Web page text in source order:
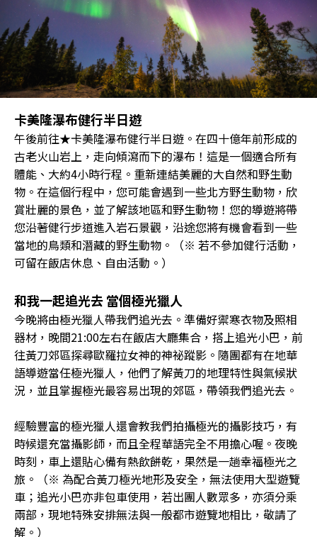
卡美隆瀑布健行半日遊
午後前往★卡美隆瀑布健行半日遊。在四十億年前形成的
古老火山岩上，走向傾瀉而下的瀑布！這是一個適合所有
體能、大約4小時行程。重新連結美麗的大自然和野生動
物。在這個行程中，您可能會遇到一些北方野生動物，欣
賞壯麗的景色，並了解該地區和野生動物！您的導遊將帶
您沿著健行步道進入岩石景觀，沿途您將有機會看到一些
當地的鳥類和潛藏的野生動物。（※ 若不參加健行活動，
可留在飯店休息、自由活動。）
和我一起追光去 當個極光獵人
今晚將由極光獵人帶我們追光去。準備好禦寒衣物及照相
器材，晚間21:00左右在飯店大廳集合，搭上追光小巴，前
往黃刀郊區探尋歐羅拉女神的神祕蹤影。隨團都有在地華
語導遊當任極光獵人，他們了解黃刀的地理特性與氣候狀
況，並且掌握極光最容易出現的郊區，帶領我們追光去。
經驗豐富的極光獵人還會教我們拍攝極光的攝影技巧，有
時候還充當攝影師，而且全程華語完全不用擔心喔。夜晚
時刻，車上還貼心備有熱飲餅乾，果然是一趟幸福極光之
旅。（※ 為配合黃刀極光地形及安全，無法使用大型遊覽
車；追光小巴亦非包車使用，若出團人數眾多，亦須分乘
兩部，現地特殊安排無法與一般都市遊覽地相比，敬請了
解。）